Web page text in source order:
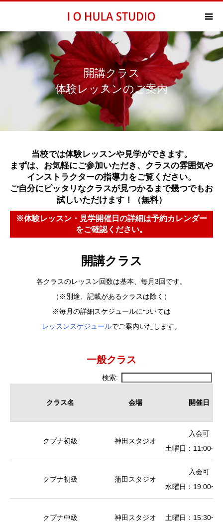
開講クラス
体験レッスンのご案内
当校では体験レッスンや見学ができます。
まずは、お気軽にご参加いただき、クラスの雰囲気や
インストラクターの指導力をご覧ください。
ご自分にピッタリなクラスが見つかるまで幾つでもお
試しいただけます！（無料）
※体験レッスン・見学開催日の詳細は予約カレンダー
をご確認ください。
開講クラス
各クラスのレッスン回数は基本、毎月3回です。
（※別途、記載があるクラスは除く）
※毎月の詳細スケジュールについては
レッスンスケジュールでご案内いたします。
一般クラス
検索:
クラス名 会場 開催日
開催日
クプナ初級
神田スタジオ
入会可
土曜日：
クプナ初級 蒲田スタジオ
入会可
水曜日：
クプナ中級 神田スタジオ 土曜日：